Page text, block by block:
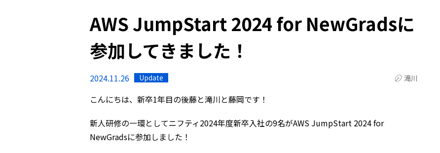
AWS JumpStart 2024 for NewGradsに
参加してきました！
2024.11.26 Update 滝川
こんにちは、新卒1年目の後藤と滝川と藤岡です！
新人研修の一環としてニフティ2024年度新卒入社の9名がAWS JumpStart 2024 for
NewGradsに参加しました！